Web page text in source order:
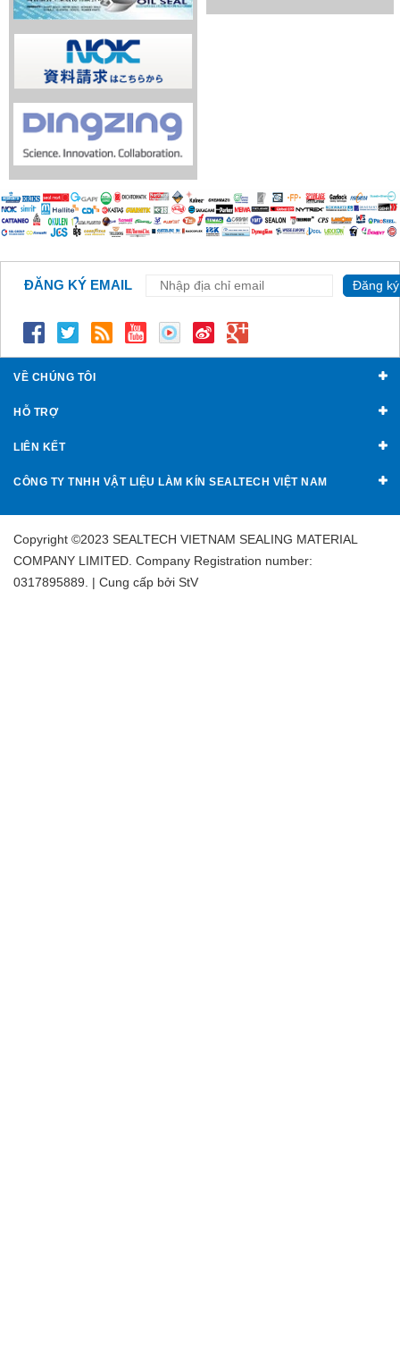
ĐĂNG KÝ EMAIL Đăng ký
VỀ CHÚNG TÔI
HỖ TRỢ
LIÊN KẾT
CÔNG TY TNHH VẬT LIỆU LÀM KÍN SEALTECH VIỆT NAM
Copyright ©2023 SEALTECH VIETNAM SEALING MATERIAL
COMPANY LIMITED. Company Registration number:
0317895889. | Cung cấp bởi StV